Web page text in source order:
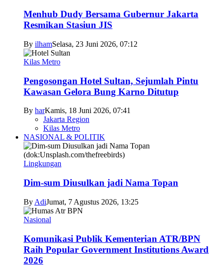
Menhub Dudy Bersama Gubernur Jakarta
Resmikan Stasiun JIS
By ilhamSelasa, 23 Juni 2026, 07:12
Kilas Metro
Pengosongan Hotel Sultan, Sejumlah Pintu
Kawasan Gelora Bung Karno Ditutup
By harKamis, 18 Juni 2026, 07:41
Jakarta Region
Kilas Metro
NASIONAL & POLITIK
Lingkungan
Dim-sum Diusulkan jadi Nama Topan
By AdiJumat, 7 Agustus 2026, 13:25
Nasional
Komunikasi Publik Kementerian ATR/BPN
Raih Popular Government Institutions Award
2026